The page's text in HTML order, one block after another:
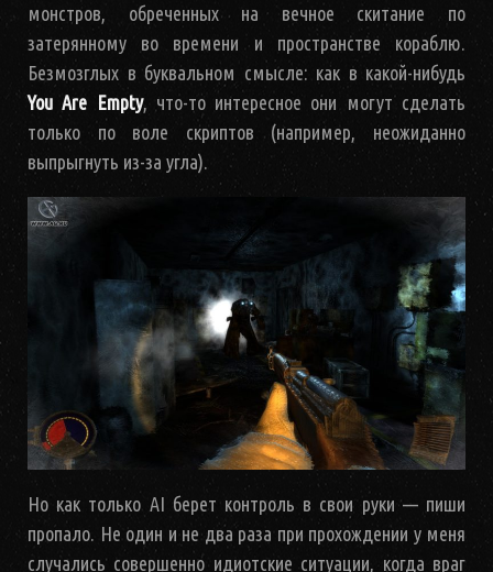
монстров, обреченных на вечное скитание по
затерянному во времени и пространстве кораблю.
Безмозглых в буквальном смысле: как в какой-нибудь
You Are Empty, что-то интересное они могут сделать
только по воле скриптов (например, неожиданно
выпрыгнуть из-за угла).
Но как только AI берет контроль в свои руки — пиши
пропало. Не один и не два раза при прохождении у меня
случались совершенно идиотские ситуации, когда враг